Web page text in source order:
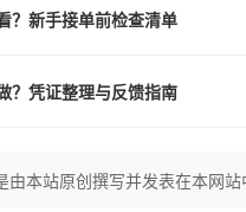
？新手接单前检查清单
？凭证整理与反馈指南
由本站原创撰写并发表在本网